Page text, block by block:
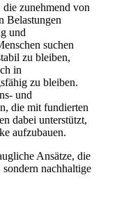
zunehmend von
Belastungen
und
suchen
zu bleiben,
in
zu bleiben.
und
die mit fundierten
dabei unterstützt,
aufzubauen.
Ansätze, die
nachhaltige